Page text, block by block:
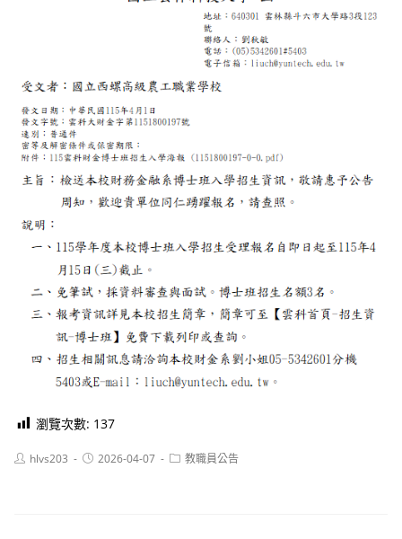
瀏覽次數: 137
Posthlvs203
Post2026-04-07
Post教職員公告